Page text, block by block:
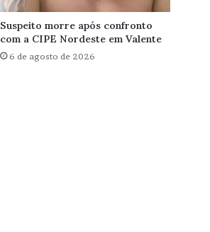
Suspeito morre após confronto
com a CIPE Nordeste em Valente
6 de agosto de 2026